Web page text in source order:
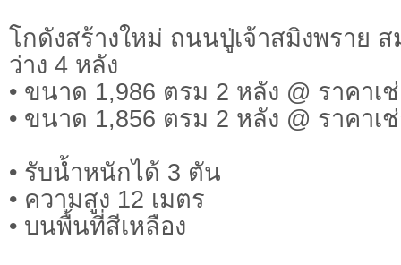
โกดังสร้างใหม่ ถนนปู่เจ้าสมิงพราย
ว่าง 4 หลัง
• ขนาด 1,986 ตรม 2 หลัง @ ราคาเ
• ขนาด 1,856 ตรม 2 หลัง @ ราคาเ
• รับน้ำหนักได้ 3 ตัน
• ความสูง 12 เมตร
• บนพื้นที่สีเหลือง